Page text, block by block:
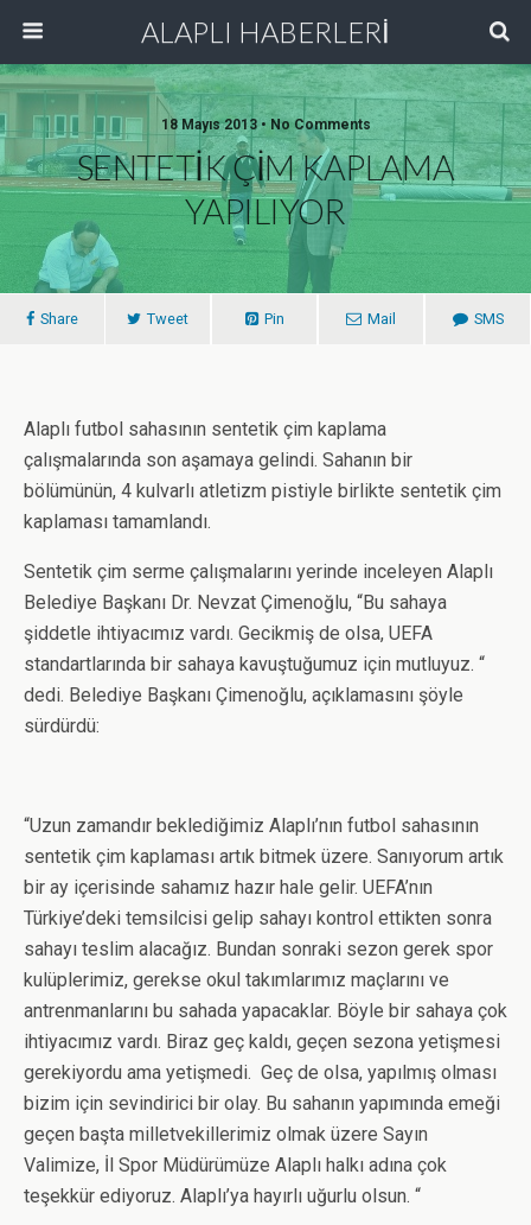
ALAPLI HABERLERİ
18 Mayıs 2013 • No Comments
SENTETİK ÇİM KAPLAMA
YAPILIYOR
Share Tweet Pin Mail SMS
Alaplı futbol sahasının sentetik çim kaplama
çalışmalarında son aşamaya gelindi. Sahanın bir
bölümünün, 4 kulvarlı atletizm pistiyle birlikte sentetik çim
kaplaması tamamlandı.
Sentetik çim serme çalışmalarını yerinde inceleyen Alaplı
Belediye Başkanı Dr. Nevzat Çimenoğlu, “Bu sahaya
şiddetle ihtiyacımız vardı. Gecikmiş de olsa, UEFA
standartlarında bir sahaya kavuştuğumuz için mutluyuz. “
dedi. Belediye Başkanı Çimenoğlu, açıklamasını şöyle
sürdürdü:
“Uzun zamandır beklediğimiz Alaplı’nın futbol sahasının
sentetik çim kaplaması artık bitmek üzere. Sanıyorum artık
bir ay içerisinde sahamız hazır hale gelir. UEFA’nın
Türkiye’deki temsilcisi gelip sahayı kontrol ettikten sonra
sahayı teslim alacağız. Bundan sonraki sezon gerek spor
kulüplerimiz, gerekse okul takımlarımız maçlarını ve
antrenmanlarını bu sahada yapacaklar. Böyle bir sahaya çok
ihtiyacımız vardı. Biraz geç kaldı, geçen sezona yetişmesi
gerekiyordu ama yetişmedi. Geç de olsa, yapılmış olması
bizim için sevindirici bir olay. Bu sahanın yapımında emeği
geçen başta milletvekillerimiz olmak üzere Sayın
Valimize, İl Spor Müdürümüze Alaplı halkı adına çok
teşekkür ediyoruz. Alaplı’ya hayırlı uğurlu olsun. “